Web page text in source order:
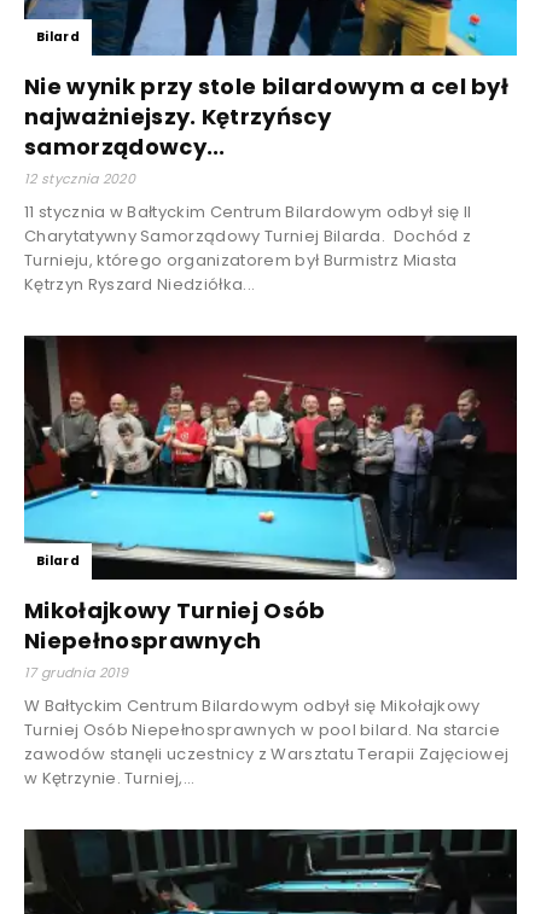
Bilard
Nie wynik przy stole bilardowym a cel był
najważniejszy. Kętrzyńscy
samorządowcy...
12 stycznia 2020
11 stycznia w Bałtyckim Centrum Bilardowym odbył się II
Charytatywny Samorządowy Turniej Bilarda. Dochód z
Turnieju, którego organizatorem był Burmistrz Miasta
Kętrzyn Ryszard Niedziółka...
Bilard
Mikołajkowy Turniej Osób
Niepełnosprawnych
17 grudnia 2019
W Bałtyckim Centrum Bilardowym odbył się Mikołajkowy
Turniej Osób Niepełnosprawnych w pool bilard. Na starcie
zawodów stanęli uczestnicy z Warsztatu Terapii Zajęciowej
w Kętrzynie. Turniej,...